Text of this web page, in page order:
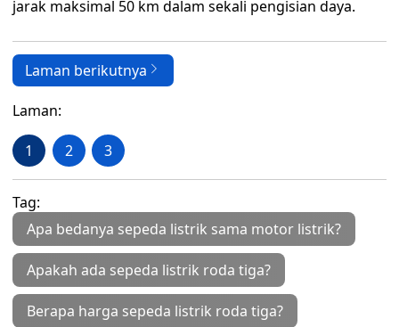
jarak maksimal 50 km dalam sekali pengisian daya.
Laman berikutnya
Laman:
1 2 3
Tag:
Apa bedanya sepeda listrik sama motor listrik?
Apakah ada sepeda listrik roda tiga?
Berapa harga sepeda listrik roda tiga?